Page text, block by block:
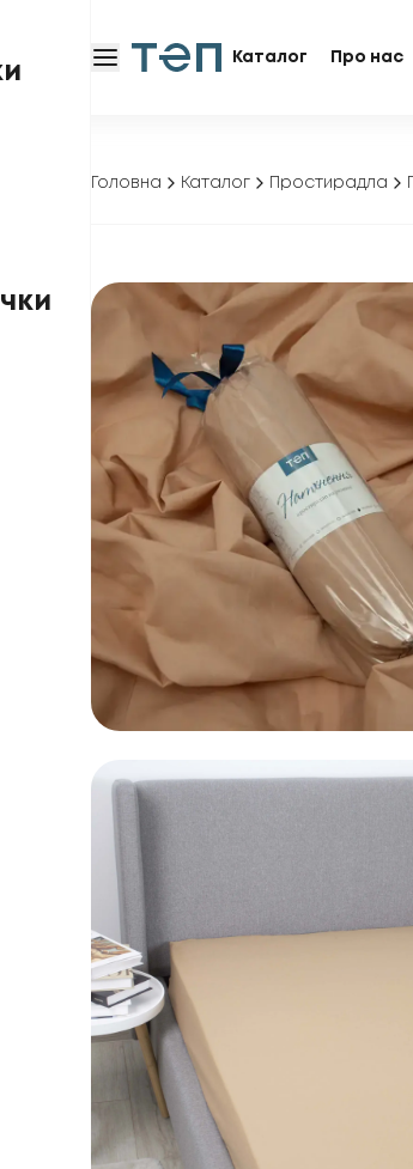
Каталог Про нас
Головна Каталог Простирадла